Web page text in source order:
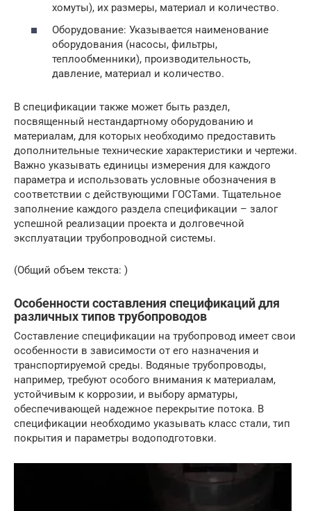
хомуты), их размеры, материал и количество.
Оборудование: Указывается наименование
оборудования (насосы, фильтры,
теплообменники), производительность,
давление, материал и количество.
В спецификации также может быть раздел,
посвященный нестандартному оборудованию и
материалам, для которых необходимо предоставить
дополнительные технические характеристики и чертежи.
Важно указывать единицы измерения для каждого
параметра и использовать условные обозначения в
соответствии с действующими ГОСТами. Тщательное
заполнение каждого раздела спецификации – залог
успешной реализации проекта и долговечной
эксплуатации трубопроводной системы.
(Общий объем текста: )
Особенности составления спецификаций для
различных типов трубопроводов
Составление спецификации на трубопровод имеет свои
особенности в зависимости от его назначения и
транспортируемой среды. Водяные трубопроводы,
например, требуют особого внимания к материалам,
устойчивым к коррозии, и выбору арматуры,
обеспечивающей надежное перекрытие потока. В
спецификации необходимо указывать класс стали, тип
покрытия и параметры водоподготовки.